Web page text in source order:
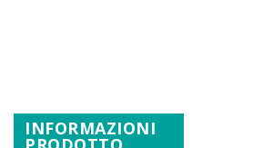
di
immagini
INFORMAZIONI